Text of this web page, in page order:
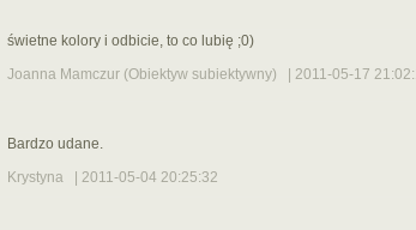
świetne kolory i odbicie, to co lubię ;0)
Joanna Mamczur (Obiektyw subiektywny) | 2011-05-17
Bardzo udane.
Krystyna | 2011-05-04 20:25:32